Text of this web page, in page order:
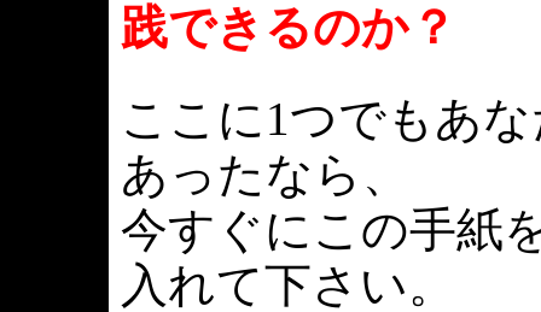
践できるのか？
ここに1つでもあ
あったなら、
今すぐにこの手紙
入れて下さい。